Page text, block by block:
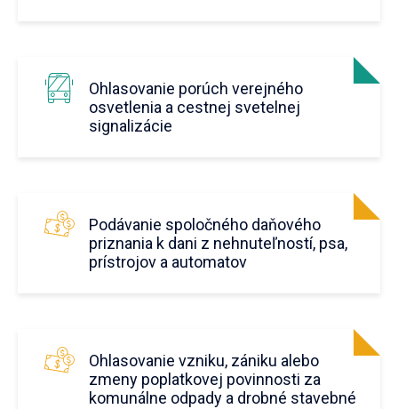
Ohlasovanie porúch verejného
osvetlenia a cestnej svetelnej
signalizácie
Podávanie spoločného daňového
priznania k dani z nehnuteľností, psa,
prístrojov a automatov
Ohlasovanie vzniku, zániku alebo
zmeny poplatkovej povinnosti za
komunálne odpady a drobné stavebné